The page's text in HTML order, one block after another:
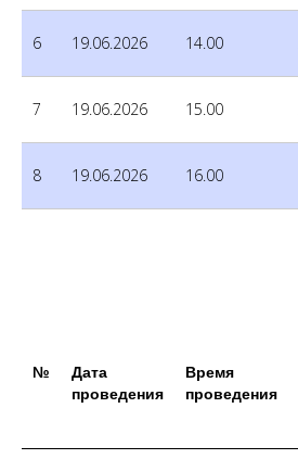
6 19.06.2026 14.00
7 19.06.2026 15.00
8 19.06.2026 16.00
№
Дата
проведения
Время
проведения